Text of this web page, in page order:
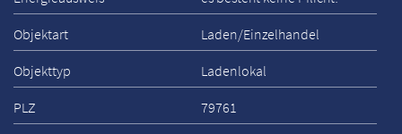
Objektart Laden/Einzelhandel
Objekttyp Ladenlokal
PLZ 79761